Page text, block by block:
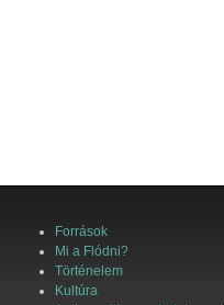
Források
Mi a Flódni?
Történelem
Kultúra